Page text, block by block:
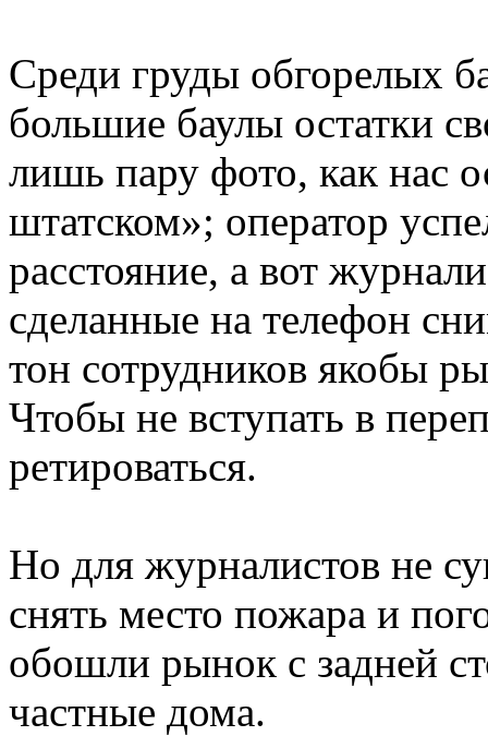
Среди груды обгорелых
большие баулы остатки
лишь пару фото, как нас
штатском»; оператор
расстояние, а вот
сделанные на телефон
тон сотрудников якобы
Чтобы не вступать в
ретироваться.
Но для журналистов не
снять место пожара и
обошли рынок с задней
частные дома.